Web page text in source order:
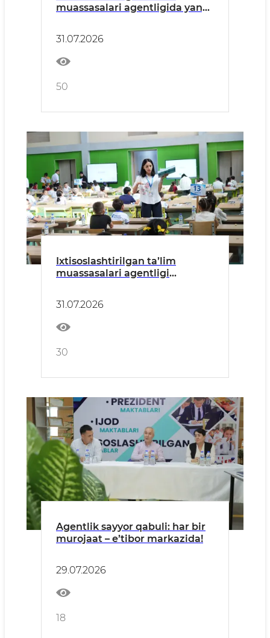
muassasalari agentligida yangi
31.07.2026
50
Ixtisoslashtirilgan ta’lim
muassasalari agentligi
4-sinfiga kirish imtihonlari
bo‘lib o‘tdi.
31.07.2026
30
Agentlik sayyor qabuli: har bir
murojaat – e’tibor markazida!
29.07.2026
18